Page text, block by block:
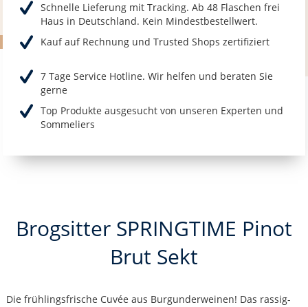
Schnelle Lieferung mit Tracking. Ab 48 Flaschen frei
Haus in Deutschland. Kein Mindestbestellwert.
Kauf auf Rechnung und Trusted Shops zertifiziert
7 Tage Service Hotline. Wir helfen und beraten Sie
gerne
Top Produkte ausgesucht von unseren Experten und
Sommeliers
Brogsitter SPRINGTIME Pinot
Brut Sekt
Die frühlingsfrische Cuvée aus Burgunderweinen! Das rassig-